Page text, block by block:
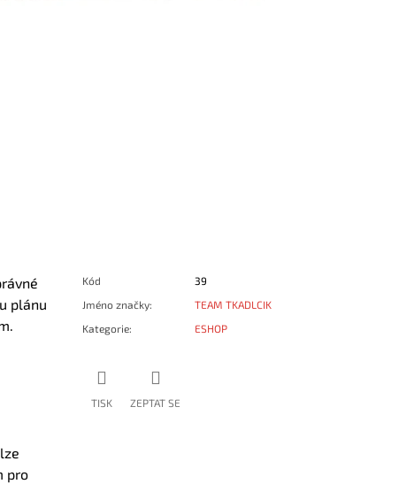
plánu
pro
Kód
39
Jméno značky:
TEAM TKADLCIK
Kategorie: ESHOP
TISK ZEPTAT SE